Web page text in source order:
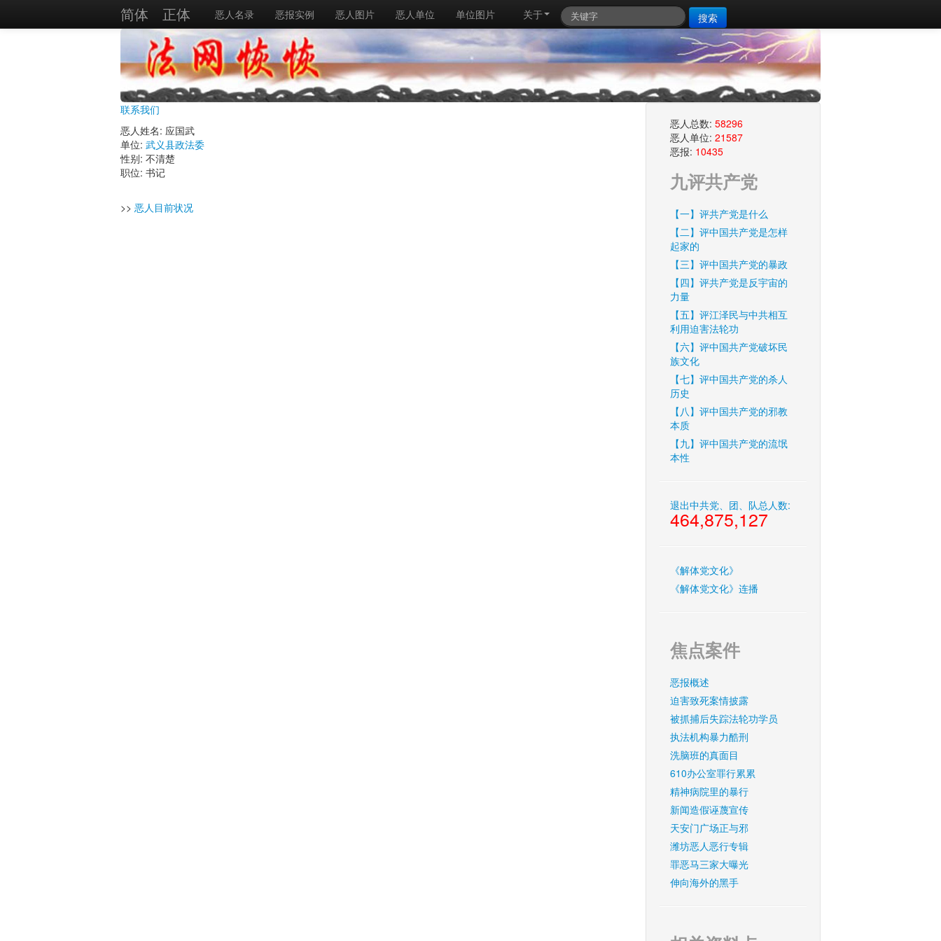
简体 正体 恶人名录 恶报实例 恶人图片 恶人单位 单位图片 搜索
关于
联系我们
恶人姓名: 应国武
单位: 武义县政法委
性别: 不清楚
职位: 书记
>> 恶人目前状况
恶人总数: 58296
恶人单位: 21587
恶报: 10435
九评共产党
【一】评共产党是什么
【二】评中国共产党是怎样
起家的
【三】评中国共产党的暴政
【四】评共产党是反宇宙的
力量
【五】评江泽民与中共相互
利用迫害法轮功
【六】评中国共产党破坏民
族文化
【七】评中国共产党的杀人
历史
【八】评中国共产党的邪教
本质
【九】评中国共产党的流氓
本性
退出中共党、团、队总人数:
464,875,127
《解体党文化》
《解体党文化》连播
焦点案件
恶报概述
迫害致死案情披露
被抓捕后失踪法轮功学员
执法机构暴力酷刑
洗脑班的真面目
610办公室罪行累累
精神病院里的暴行
新闻造假诬蔑宣传
天安门广场正与邪
潍坊恶人恶行专辑
罪恶马三家大曝光
伸向海外的黑手